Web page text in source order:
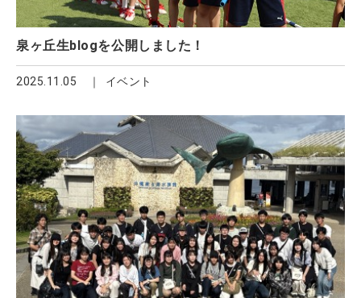
泉ヶ丘生blogを公開しました！
2025.11.05 イベント